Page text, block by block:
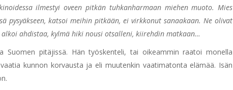
ilmestyi oveen pitkän tuhkanharmaan miehen muoto. Mies
pysyäkseen, katsoi meihin pitkään, ei virkkonut sanaakaan. Ne olivat
ahdistaa, kylmä hiki nousi otsalleni, kiirehdin matkaan…
Suomen pitäjissä. Hän työskenteli, tai oikeammin raatoi monella
kunnon korvausta ja eli muutenkin vaatimatonta elämää. Isän